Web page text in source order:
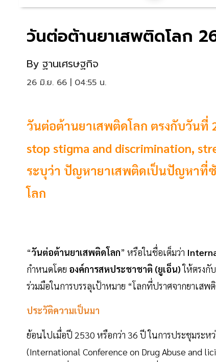
วันต่อต้านยาเสพติดโลก
By ฐานเศรษฐกิจ
26 มิ.ย. 66 | 04:55 น.
วันต่อต้านยาเสพติดโลก ตรงกับวัน
stop stigma and discrimination,
ระบุว่า ปัญหายาเสพติดเป็นปัญหา
โลก
“วันต่อต้านยาเสพติดโลก” หรือในชื่อเต็มว่า
กำหนดโดย องค์การสหประชาชาติ (ยูเอ็น)ให้ตรงกับ
ร่วมมือในการบรรลุเป้าหมาย “โลกที่ปราศจากยาเสพ
ประวัติความเป็นมา
ย้อนไปเมื่อปี 2530 หรือกว่า 36 ปี ในการประชุมระห
(International Conference on Drug Abuse and